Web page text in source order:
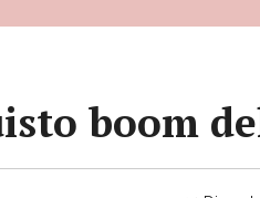
boom